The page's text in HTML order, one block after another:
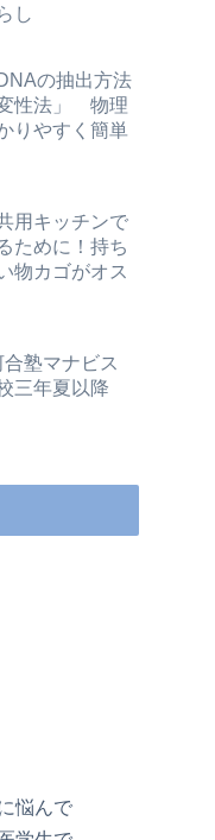
し
の抽出方法
変性法」 物理
りやすく簡単
用キッチンで
ために！持ち
物カゴがオス
塾マナビス
三年夏以降
悩んで